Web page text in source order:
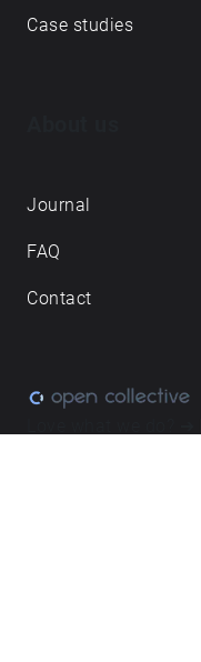
Case studies
Journal
FAQ
Contact